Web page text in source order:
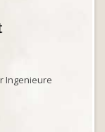
Ingenieure